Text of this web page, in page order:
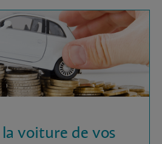
voiture de vos